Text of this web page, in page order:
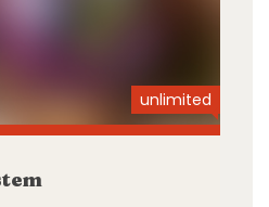
unlimited